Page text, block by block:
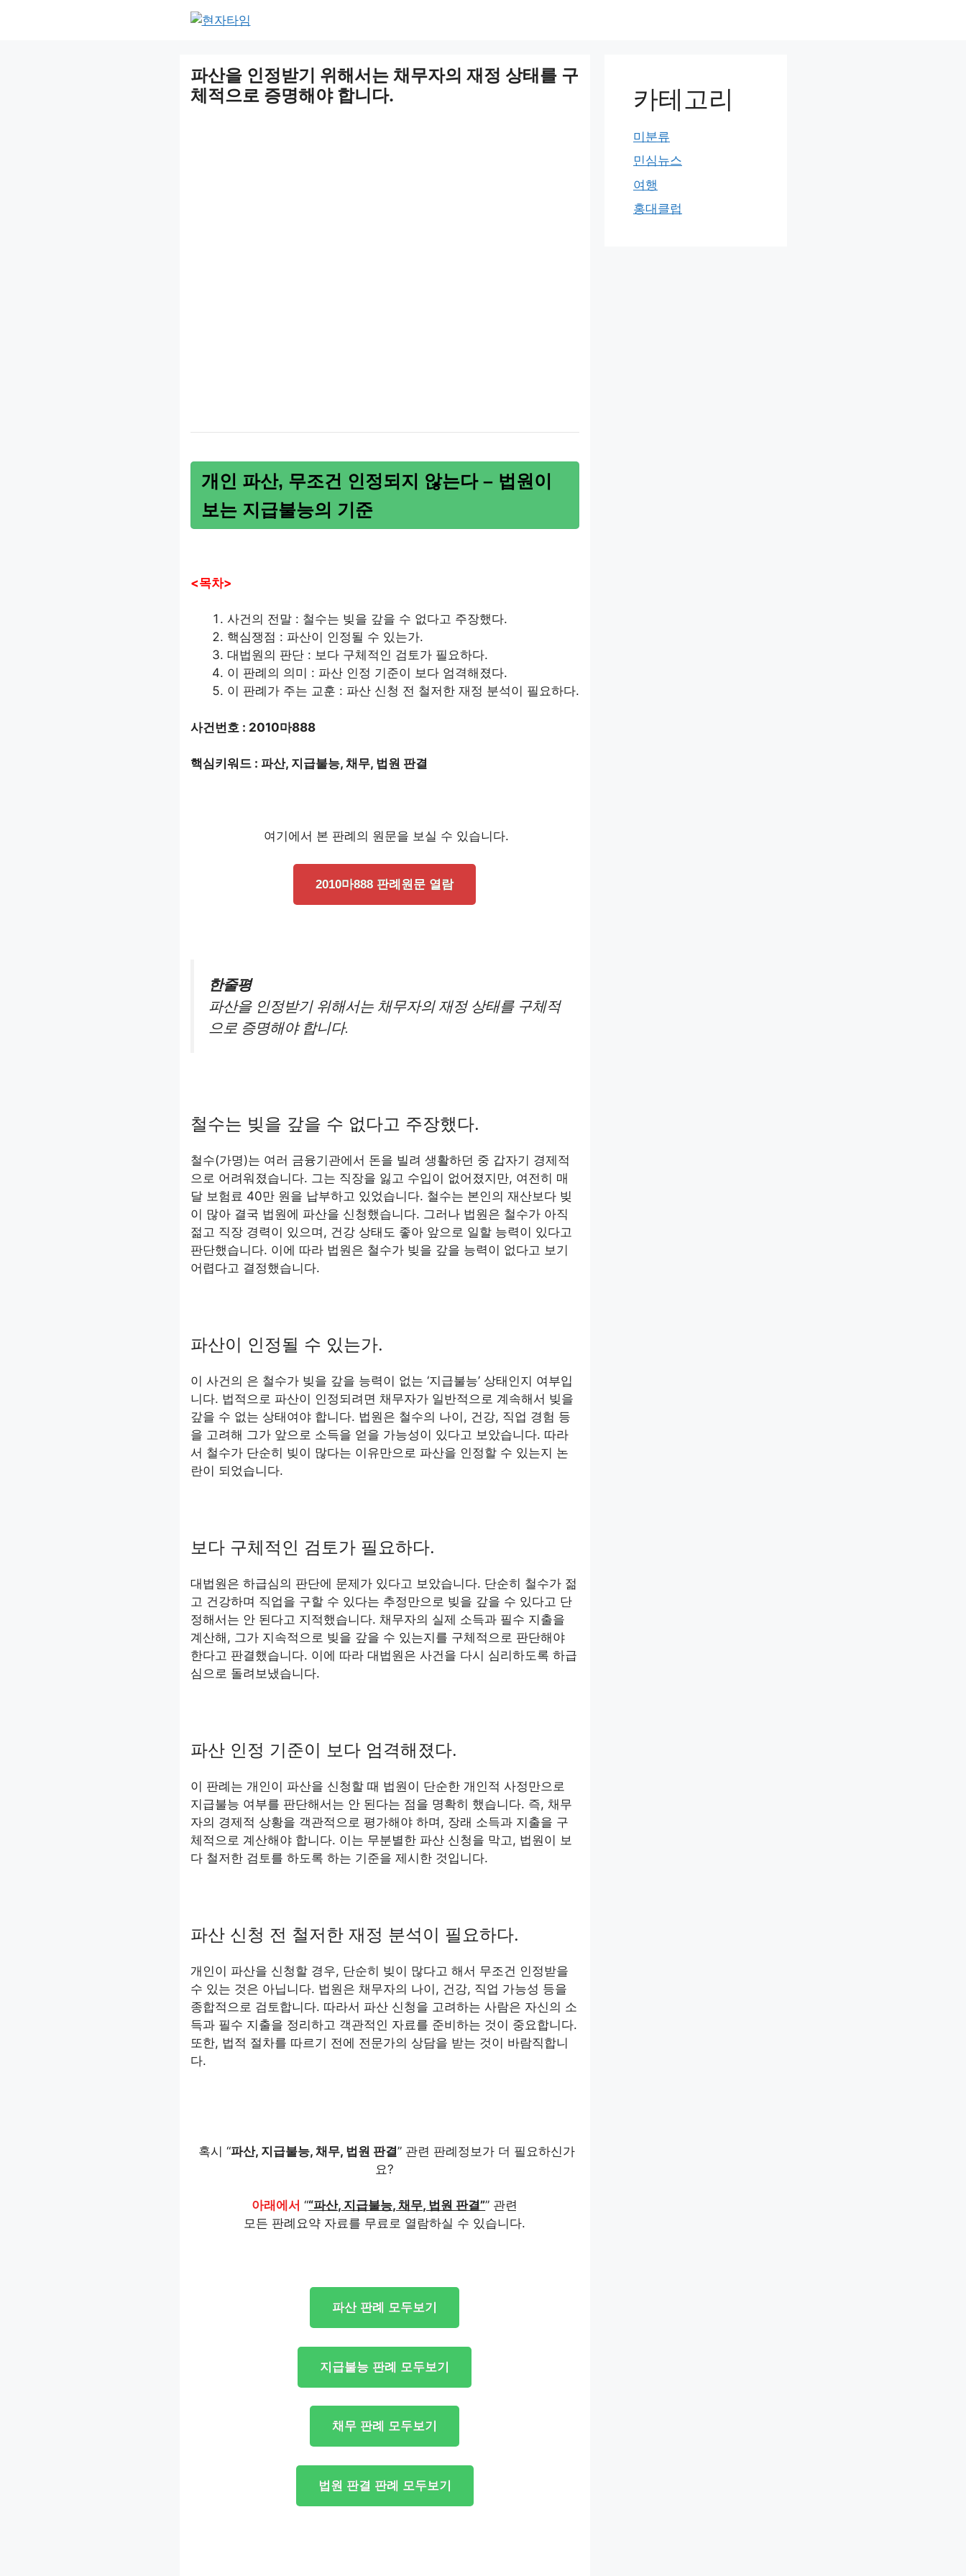
파산을 인정받기 위해서는 채무자의 재정 상태를 구
체적으로 증명해야 합니다.
개인 파산, 무조건 인정되지 않는다 – 법원이
보는 지급불능의 기준
<목차>
사건의 전말 : 철수는 빚을 갚을 수 없다고 주장했다.
핵심쟁점 : 파산이 인정될 수 있는가.
대법원의 판단 : 보다 구체적인 검토가 필요하다.
이 판례의 의미 : 파산 인정 기준이 보다 엄격해졌다.
이 판례가 주는 교훈 : 파산 신청 전 철저한 재정 분석이 필요하다.
사건번호 : 2010마888
핵심키워드 : 파산, 지급불능, 채무, 법원 판결
여기에서 본 판례의 원문을 보실 수 있습니다.
2010마888 판례원문 열람
한줄평
파산을 인정받기 위해서는 채무자의 재정 상태를 구체적
으로 증명해야 합니다.
철수는 빚을 갚을 수 없다고 주장했다.
철수(가명)는 여러 금융기관에서 돈을 빌려 생활하던 중 갑자기 경제적
으로 어려워졌습니다. 그는 직장을 잃고 수입이 없어졌지만, 여전히 매
달 보험료 40만 원을 납부하고 있었습니다. 철수는 본인의 재산보다 빚
이 많아 결국 법원에 파산을 신청했습니다. 그러나 법원은 철수가 아직
젊고 직장 경력이 있으며, 건강 상태도 좋아 앞으로 일할 능력이 있다고
판단했습니다. 이에 따라 법원은 철수가 빚을 갚을 능력이 없다고 보기
어렵다고 결정했습니다.
파산이 인정될 수 있는가.
이 사건의 은 철수가 빚을 갚을 능력이 없는 ‘지급불능’ 상태인지 여부입
니다. 법적으로 파산이 인정되려면 채무자가 일반적으로 계속해서 빚을
갚을 수 없는 상태여야 합니다. 법원은 철수의 나이, 건강, 직업 경험 등
을 고려해 그가 앞으로 소득을 얻을 가능성이 있다고 보았습니다. 따라
서 철수가 단순히 빚이 많다는 이유만으로 파산을 인정할 수 있는지 논
란이 되었습니다.
보다 구체적인 검토가 필요하다.
대법원은 하급심의 판단에 문제가 있다고 보았습니다. 단순히 철수가 젊
고 건강하며 직업을 구할 수 있다는 추정만으로 빚을 갚을 수 있다고 단
정해서는 안 된다고 지적했습니다. 채무자의 실제 소득과 필수 지출을
계산해, 그가 지속적으로 빚을 갚을 수 있는지를 구체적으로 판단해야
한다고 판결했습니다. 이에 따라 대법원은 사건을 다시 심리하도록 하급
심으로 돌려보냈습니다.
파산 인정 기준이 보다 엄격해졌다.
이 판례는 개인이 파산을 신청할 때 법원이 단순한 개인적 사정만으로
지급불능 여부를 판단해서는 안 된다는 점을 명확히 했습니다. 즉, 채무
자의 경제적 상황을 객관적으로 평가해야 하며, 장래 소득과 지출을 구
체적으로 계산해야 합니다. 이는 무분별한 파산 신청을 막고, 법원이 보
다 철저한 검토를 하도록 하는 기준을 제시한 것입니다.
파산 신청 전 철저한 재정 분석이 필요하다.
개인이 파산을 신청할 경우, 단순히 빚이 많다고 해서 무조건 인정받을
수 있는 것은 아닙니다. 법원은 채무자의 나이, 건강, 직업 가능성 등을
종합적으로 검토합니다. 따라서 파산 신청을 고려하는 사람은 자신의 소
득과 필수 지출을 정리하고 객관적인 자료를 준비하는 것이 중요합니다.
또한, 법적 절차를 따르기 전에 전문가의 상담을 받는 것이 바람직합니
다.
혹시 “파산, 지급불능, 채무, 법원 판결” 관련 판례정보가 더 필요하신가
요?
아래에서 ““파산, 지급불능, 채무, 법원 판결”” 관련
모든 판례요약 자료를 무료로 열람하실 수 있습니다.
파산 판례 모두보기
지급불능 판례 모두보기
채무 판례 모두보기
법원 판결 판례 모두보기
카테고리
미분류
민심뉴스
여행
홍대클럽